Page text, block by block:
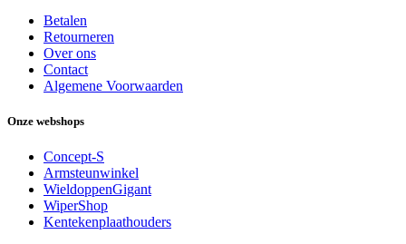
Betalen
Retourneren
Over ons
Contact
Algemene Voorwaarden
Onze webshops
Concept-S
Armsteunwinkel
WieldoppenGigant
WiperShop
Kentekenplaathouders